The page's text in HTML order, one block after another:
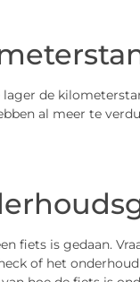
de
al meer te
fiets is gedaan.
of het